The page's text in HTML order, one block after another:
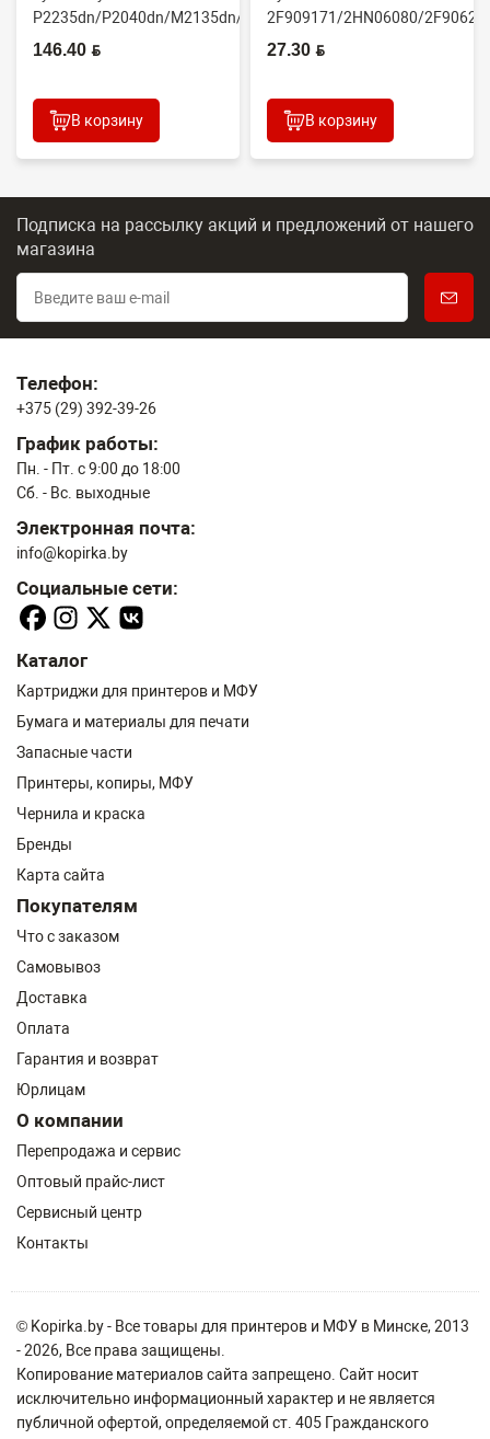
P2235dn/P2040dn/M2135dn/M2635dn/M2735dw/M2040dn
(O...
146.40 BYN
В корзину
2F909171/2HN06080/
(CET7806)
27.30 BYN
В корзину
Подписка на рассылку акций и предложений от нашего
магазина
Телефон:
+375 (29) 392-39-26
График работы:
Пн. - Пт. с 9:00 до 18:00
Сб. - Вс. выходные
Электронная почта:
info@kopirka.by
Социальные сети:
Каталог
Картриджи для принтеров и МФУ
Бумага и материалы для печати
Запасные части
Принтеры, копиры, МФУ
Чернила и краска
Бренды
Карта сайта
Покупателям
Что с заказом
Самовывоз
Доставка
Оплата
Гарантия и возврат
Юрлицам
О компании
Перепродажа и сервис
Оптовый прайс-лист
Сервисный центр
Контакты
© Kopirka.by - Все товары для принтеров и МФУ в Минске, 2013
- 2026, Все права защищены.
Копирование материалов сайта запрещено. Сайт носит
исключительно информационный характер и не является
публичной офертой, определяемой ст. 405 Гражданского